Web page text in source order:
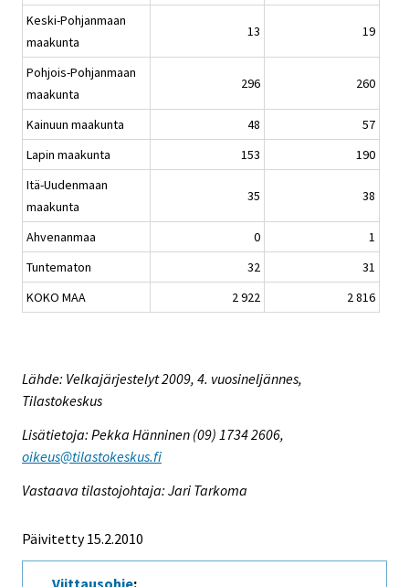
Keski-Pohjanmaan
maakunta
13 19
Pohjois-Pohjanmaan
maakunta
296 260
Kainuun maakunta 48
57
Lapin maakunta
153
190
Itä-Uudenmaan
maakunta
35 38
Ahvenanmaa 0
1
Tuntematon
32
31
KOKO MAA
2 922 2 816
Lähde: Velkajärjestelyt 2009, 4. vuosineljännes,
Tilastokeskus
Lisätietoja: Pekka Hänninen (09) 1734 2606,
oikeus@tilastokeskus.fi
Vastaava tilastojohtaja: Jari Tarkoma
Päivitetty 15.2.2010
Viittausohje: